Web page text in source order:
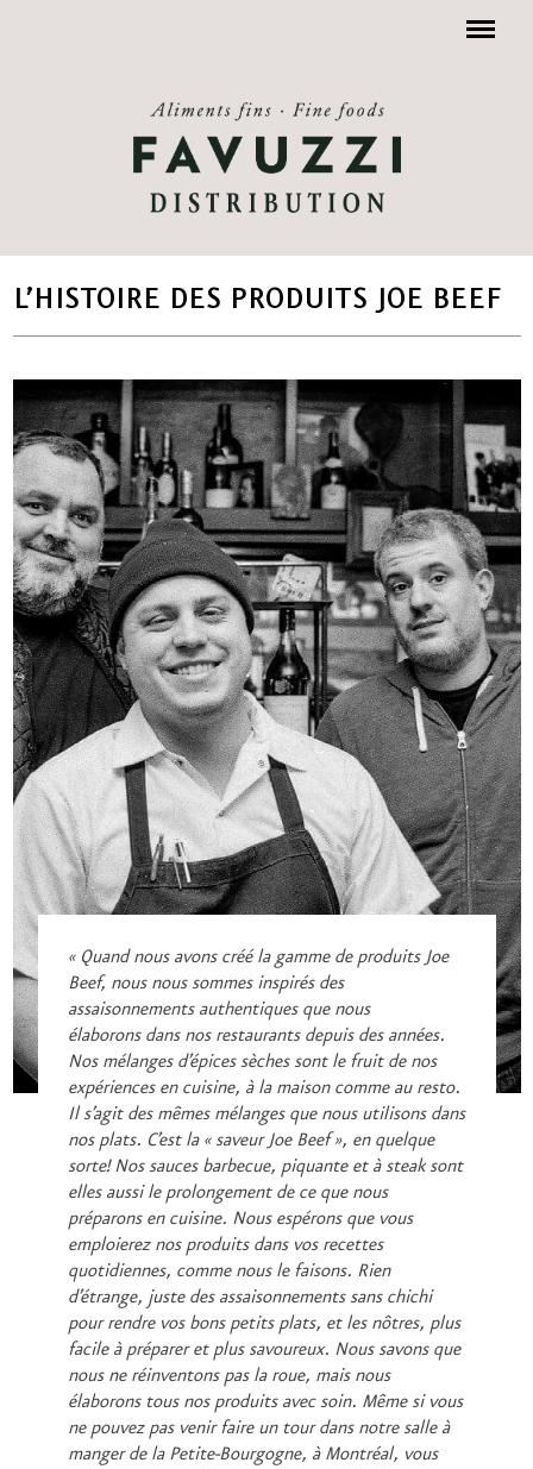
Menu
L’HISTOIRE DES PRODUITS JOE BEEF
« Quand nous avons créé la gamme de produits Joe
Beef, nous nous sommes inspirés des
assaisonnements authentiques que nous
élaborons dans nos restaurants depuis des années.
Nos mélanges d’épices sèches sont le fruit de nos
expériences en cuisine, à la maison comme au resto.
Il s’agit des mêmes mélanges que nous utilisons dans
nos plats. C’est la « saveur Joe Beef », en quelque
sorte! Nos sauces barbecue, piquante et à steak sont
elles aussi le prolongement de ce que nous
préparons en cuisine. Nous espérons que vous
emploierez nos produits dans vos recettes
quotidiennes, comme nous le faisons. Rien
d’étrange, juste des assaisonnements sans chichi
pour rendre vos bons petits plats, et les nôtres, plus
facile à préparer et plus savoureux. Nous savons que
nous ne réinventons pas la roue, mais nous
élaborons tous nos produits avec soin. Même si vous
ne pouvez pas venir faire un tour dans notre salle à
manger de la Petite-Bourgogne, à Montréal, vous